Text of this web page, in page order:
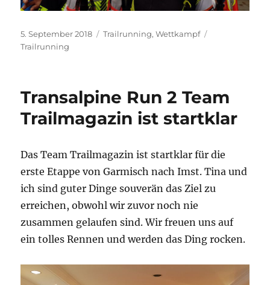
Veröffentlicht
am
5. September 2018 Kategorien
Trailrunning,Wettkampf
Trailrunning
Transalpine Run 2 Team
Trailmagazin ist startklar
Das Team Trailmagazin ist startklar für die
erste Etappe von Garmisch nach Imst. Tina und
ich sind guter Dinge souverän das Ziel zu
erreichen, obwohl wir zuvor noch nie
zusammen gelaufen sind. Wir freuen uns auf
ein tolles Rennen und werden das Ding rocken.